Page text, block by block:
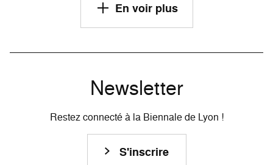
En voir plus
Newsletter
Restez connecté à la Biennale de Lyon !
S'inscrire